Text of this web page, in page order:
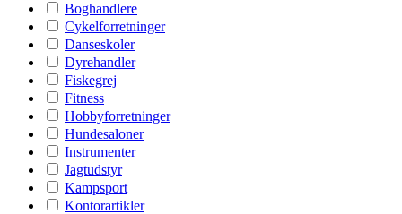
Boghandlere
Cykelforretninger
Danseskoler
Dyrehandler
Fiskegrej
Fitness
Hobbyforretninger
Hundesaloner
Instrumenter
Jagtudstyr
Kampsport
Kontorartikler